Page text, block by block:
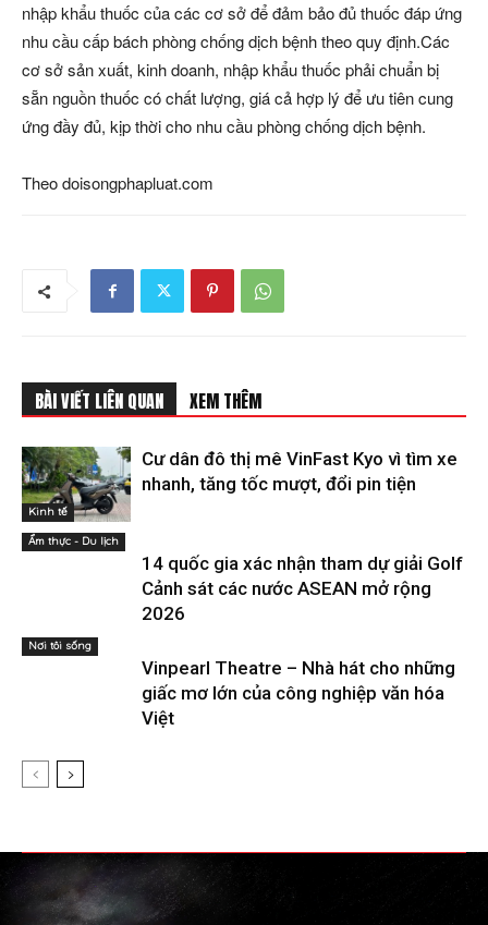
nhập khẩu thuốc của các cơ sở để đảm bảo đủ thuốc đáp ứng
nhu cầu cấp bách phòng chống dịch bệnh theo quy định.Các
cơ sở sản xuất, kinh doanh, nhập khẩu thuốc phải chuẩn bị
sẵn nguồn thuốc có chất lượng, giá cả hợp lý để ưu tiên cung
ứng đầy đủ, kịp thời cho nhu cầu phòng chống dịch bệnh.
Theo doisongphapluat.com
BÀI VIẾT LIÊN QUAN XEM THÊM
Kinh tế
Cư dân đô thị mê VinFast Kyo vì tìm xe
nhanh, tăng tốc mượt, đổi pin tiện
Ẩm thực - Du lịch
14 quốc gia xác nhận tham dự giải Golf
Cảnh sát các nước ASEAN mở rộng
2026
Nơi tôi sống
Vinpearl Theatre – Nhà hát cho những
giấc mơ lớn của công nghiệp văn hóa
Việt